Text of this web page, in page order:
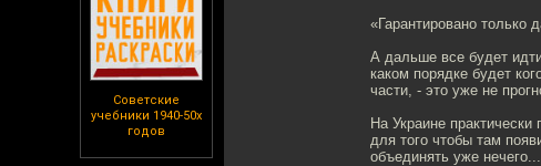
Советские
учебники 1940-50х
годов
«Гарантировано только
А дальше все будет
каком порядке будет
части, - это уже не
На Украине
для того чтобы там
объединять уже нечего...